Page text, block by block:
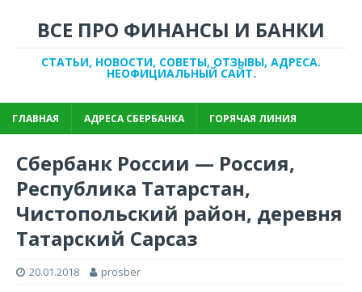
ВСЕ ПРО ФИНАНСЫ И БАНКИ
СТАТЬИ, НОВОСТИ, СОВЕТЫ, ОТЗЫВЫ, АДРЕСА.
НЕОФИЦИАЛЬНЫЙ САЙТ.
ГЛАВНАЯ АДРЕСА СБЕРБАНКА ГОРЯЧАЯ ЛИНИЯ
Сбербанк России — Россия,
Республика Татарстан,
Чистопольский район, деревня
Татарский Сарсаз
20.01.2018 prosber